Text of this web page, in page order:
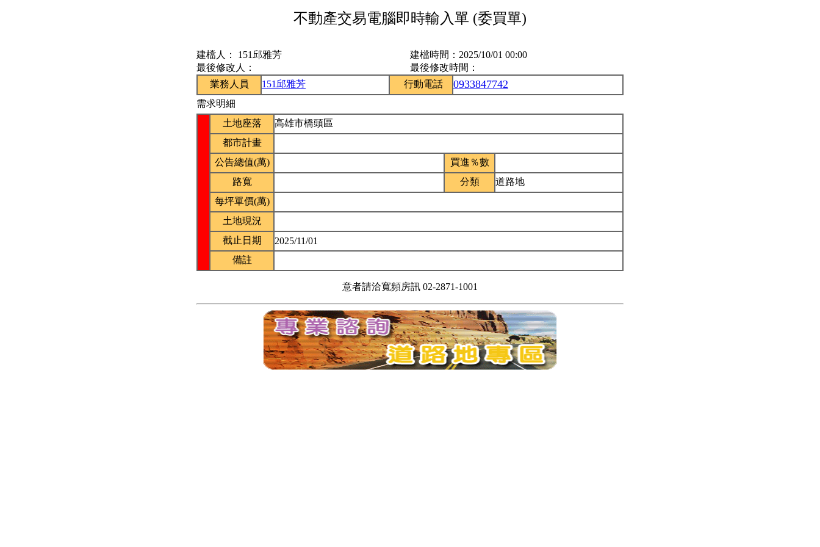
不動產交易電腦即時輸入單 (委買單)
建檔人： 151邱雅芳 建檔時間： 2025/10/01 00:00
最後修改人：
最後修改時間：
業務人員
151邱雅芳 行動電話 0933847742
需求明細
土地座落
高雄市橋頭區
都市計畫
公告總值(萬)
買進％數
路寬
分類
道路地
每坪單價(萬)
土地現況
截止日期
2025/11/01
備註
意者請洽寬頻房訊 02-2871-1001